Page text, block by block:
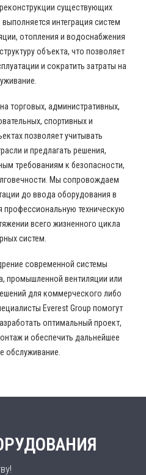
существующих
интеграция систем
отопления и водоснабжения
объекта, что позволяет
и сократить затраты на
торговых, административных,
спортивных и
позволяет учитывать
и предлагать решения,
требованиям к безопасности,
Мы сопровождаем
до ввода оборудования в
профессиональную техническую
всего жизненного цикла
систем.
современной системы
промышленной вентиляции или
для коммерческого либо
Everest Group помогут
оптимальный проект,
и обеспечить дальнейшее
обслуживание.